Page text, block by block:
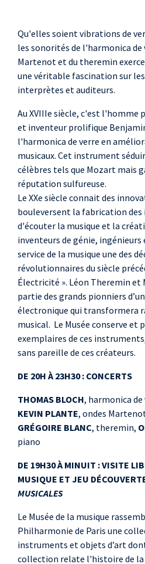
Qu'elles soient vibrations de
les sonorités de l'harmonica de
Martenot et du theremin
une véritable fascination sur
interprètes et auditeurs.
Au XVIIIe siècle, c'est l'homme
et inventeur prolifique
l'harmonica de verre en
musicaux. Cet instrument
célèbres tels que Mozart mais
réputation sulfureuse.
Le XXe siècle connait des
bouleversent la fabrication
d'écouter la musique et la
inventeurs de génie,
service de la musique une des
révolutionnaires du siècle
Électricité ». Léon Theremin
partie des grands pionniers
électronique qui transformera
musical. Le Musée conserve et
exemplaires de ces
sans pareille de ces créateurs.
DE 20H À 23H30 : CONCERTS
THOMAS BLOCH, harmonica de
KEVIN PLANTE, ondes
GRÉGOIRE BLANC, theremin,
piano
DE 19H30 À MINUIT : VISITE
MUSIQUE ET JEU
MUSICALES
Le Musée de la musique
Philharmonie de Paris une
instruments et objets d’art
collection relate l'histoire de la